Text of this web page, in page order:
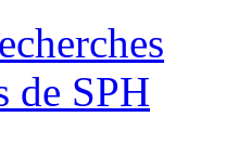
de SPH